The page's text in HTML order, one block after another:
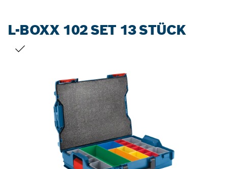
L-BOXX 102 SET 13 STÜCK